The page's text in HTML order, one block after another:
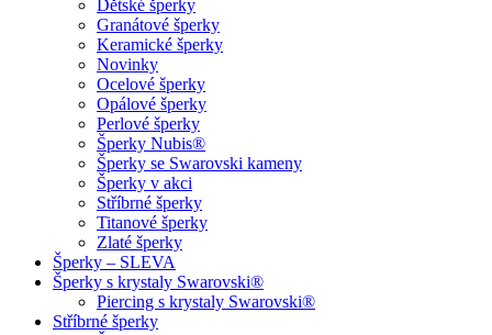
Dětské šperky
Granátové šperky
Keramické šperky
Novinky
Ocelové šperky
Opálové šperky
Perlové šperky
Šperky Nubis®
Šperky se Swarovski kameny
Šperky v akci
Stříbrné šperky
Titanové šperky
Zlaté šperky
Šperky – SLEVA
Šperky s krystaly Swarovski®
Piercing s krystaly Swarovski®
Stříbrné šperky